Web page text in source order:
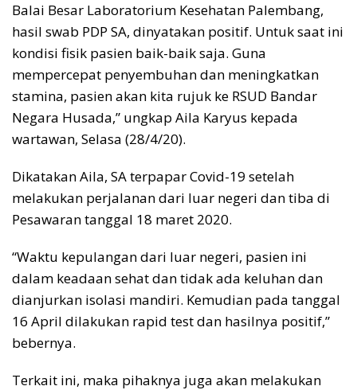
Balai Besar Laboratorium Kesehatan Palembang,
hasil swab PDP SA, dinyatakan positif. Untuk saat ini
kondisi fisik pasien baik-baik saja. Guna
mempercepat penyembuhan dan meningkatkan
stamina, pasien akan kita rujuk ke RSUD Bandar
Negara Husada,” ungkap Aila Karyus kepada
wartawan, Selasa (28/4/20).
Dikatakan Aila, SA terpapar Covid-19 setelah
melakukan perjalanan dari luar negeri dan tiba di
Pesawaran tanggal 18 maret 2020.
“Waktu kepulangan dari luar negeri, pasien ini
dalam keadaan sehat dan tidak ada keluhan dan
dianjurkan isolasi mandiri. Kemudian pada tanggal
16 April dilakukan rapid test dan hasilnya positif,”
bebernya.
Terkait ini, maka pihaknya juga akan melakukan